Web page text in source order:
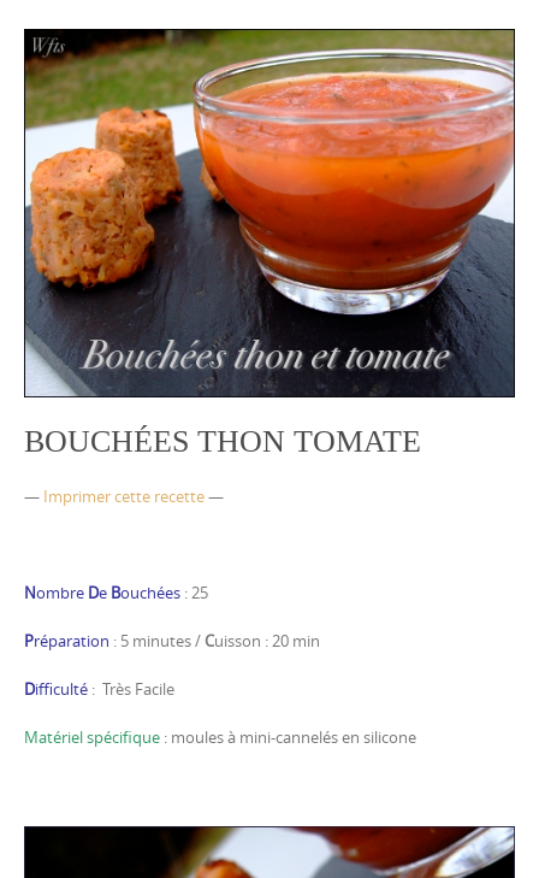
BOUCHÉES THON TOMATE
— Imprimer cette recette—
Nombre De Bouchées : 25
Préparation : 5 minutes /Cuisson : 20 min
Difficulté : Très Facile
Matériel spécifique : moules à mini-cannelés en silicone